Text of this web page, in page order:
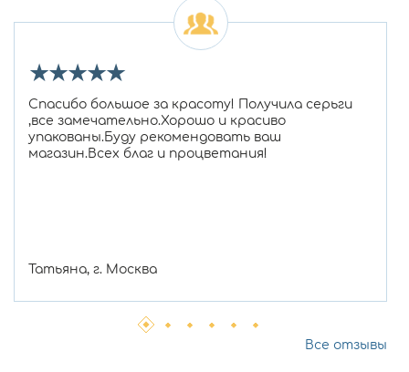
★★★★★
Спасибо большое за красоту! Получила серьги
,все замечательно.Хорошо и красиво
упакованы.Буду рекомендовать ваш
магазин.Всех благ и процветания!
Татьяна, г. Москва
Все отзывы